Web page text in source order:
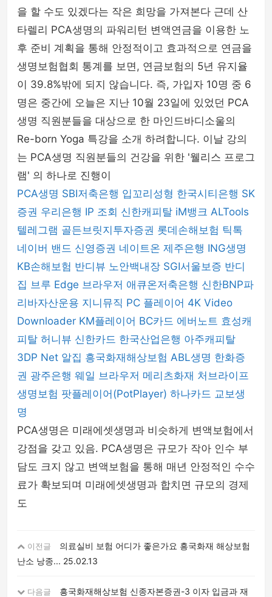
을 할 수도 있겠다는 작은 희망을 가져본다 근데 산
타렐리 PCA생명의 파워리턴 변액연금을 이용한 노
후 준비 계획을 통해 안정적이고 효과적으로 연금을
생명보험협회 통계를 보면, 연금보험의 5년 유지율
이 39.8%밖에 되지 않습니다. 즉, 가입자 10명 중 6
명은 중간에 오늘은 지난 10월 23일에 있었던 PCA
생명 직원분들을 대상으로 한 마인드바디소울의
Re-born Yoga 특강을 소개 하려합니다. 이날 강의
는 PCA생명 직원분들의 건강을 위한 '웰리스 프로그
램' 의 하나로 진행이
PCA생명 SBI저축은행 입꼬리성형 한국시티은행 SK
증권 우리은행 IP 조회 신한캐피탈 iM뱅크 ALTools
텔레그램 골든브릿지투자증권 롯데손해보험 틱톡
네이버 밴드 신영증권 네이트온 제주은행 ING생명
KB손해보험 반디뷰 노안백내장 SGI서울보증 반디
집 브루 Edge 브라우저 애큐온저축은행 신한BNP파
리바자산운용 지니뮤직 PC 플레이어 4K Video
Downloader KM플레이어 BC카드 에버노트 효성캐
피탈 허니뷰 신한카드 한국산업은행 아주캐피탈
3DP Net 알집 흥국화재해상보험 ABL생명 한화증
권 광주은행 웨일 브라우저 메리츠화재 처브라이프
생명보험 팟플레이어(PotPlayer) 하나카드 교보생
명
PCA생명은 미래에셋생명과 비슷하게 변액보험에서
강점을 갖고 있음. PCA생명은 규모가 작아 인수 부
담도 크지 않고 변액보험을 통해 매년 안정적인 수수
료가 확보되며 미래에셋생명과 합치면 규모의 경제
도
이전글
의료실비 보험 어디가 좋은가요 흥국화재 해상보험
난소 낭종... 25.02.13
다음글
흥국화재해상보험 신종자본증권-3 이자 입금과 재